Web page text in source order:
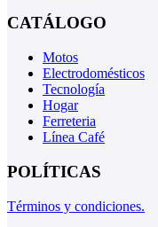
CATÁLOGO
Motos
Electrodomésticos
Tecnología
Hogar
Ferreteria
Línea Café
POLÍTICAS
Términos y condiciones.